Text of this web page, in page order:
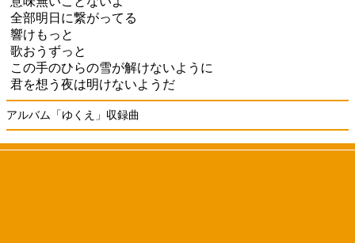
全部明日に繋がってる
響けもっと
歌おうずっと
この手のひらの雪が解けないように
君を想う夜は明けないようだ
アルバム「ゆくえ」収録曲